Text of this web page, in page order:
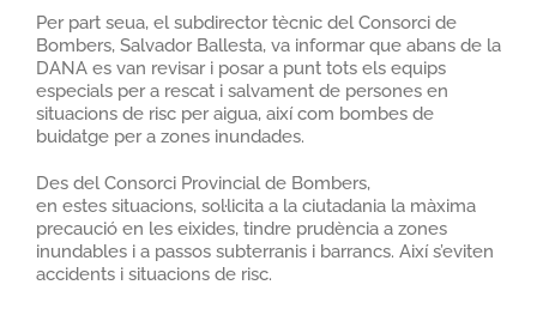
Per part seua, el subdirector tècnic del Consorci de
Bombers, Salvador Ballesta, va informar que abans de la
DANA es van revisar i posar a punt tots els equips
especials per a rescat i salvament de persones en
situacions de risc per aigua, així com bombes de
buidatge per a zones inundades.
Des del Consorci Provincial de Bombers,
en estes situacions, sol·licita a la ciutadania la màxima
precaució en les eixides, tindre prudència a zones
inundables i a passos subterranis i barrancs. Així s’eviten
accidents i situacions de risc.